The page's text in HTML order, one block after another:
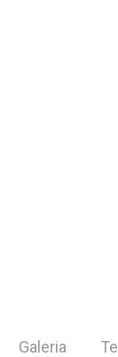
Galeria